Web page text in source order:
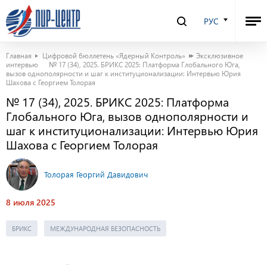
РУС
Главная Цифровой бюллетень «Ядерный Контроль»
Эксклюзивное
интервью
№ 17 (34), 2025. БРИКС 2025: Платформа Глобального Юга,
вызов однополярности и шаг к институционализации: Интервью Юрия
Шахова с Георгием Толорая
№ 17 (34), 2025. БРИКС 2025: Платформа
Глобального Юга, вызов однополярности и
шаг к институционализации: Интервью Юрия
Шахова с Георгием Толорая
Толорая Георгий Давидович
8 июля 2025
БРИКС МЕЖДУНАРОДНАЯ БЕЗОПАСНОСТЬ